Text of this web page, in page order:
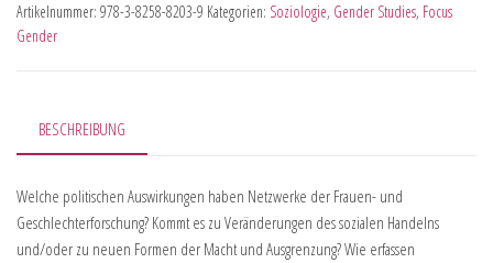
Artikelnummer: 978-3-8258-8203-9 Kategorien: Soziologie, Gender Studies, Focus
Gender
BESCHREIBUNG
Welche politischen Auswirkungen haben Netzwerke der Frauen- und
Geschlechterforschung? Kommt es zu Veränderungen des sozialen Handelns
und/oder zu neuen Formen der Macht und Ausgrenzung? Wie erfassen